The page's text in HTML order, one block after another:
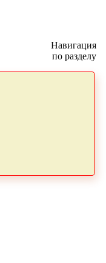
Навигация
по разделу